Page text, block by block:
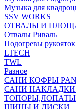
Музыка для
SSV WORKS
ОТВАЛЫ И
Отвалы Риваль
Подогревы
LTECH
TWL
Разное
САНИ КОФРЫ
САНИ НАКЛАДКИ
ТОПОРЫ,ЛОПАТЫ
ШИНЫ И ДИСКИ